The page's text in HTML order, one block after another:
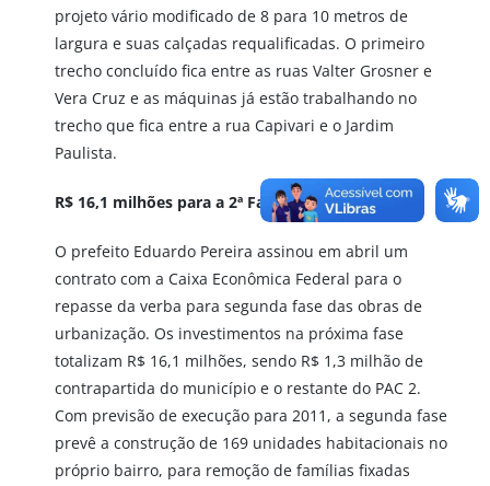
projeto vário modificado de 8 para 10 metros de
largura e suas calçadas requalificadas. O primeiro
trecho concluído fica entre as ruas Valter Grosner e
Vera Cruz e as máquinas já estão trabalhando no
trecho que fica entre a rua Capivari e o Jardim
Paulista.
R$ 16,1 milhões para a 2ª Fase
O prefeito Eduardo Pereira assinou em abril um
contrato com a Caixa Econômica Federal para o
repasse da verba para segunda fase das obras de
urbanização. Os investimentos na próxima fase
totalizam R$ 16,1 milhões, sendo R$ 1,3 milhão de
contrapartida do município e o restante do PAC 2.
Com previsão de execução para 2011, a segunda fase
prevê a construção de 169 unidades habitacionais no
próprio bairro, para remoção de famílias fixadas